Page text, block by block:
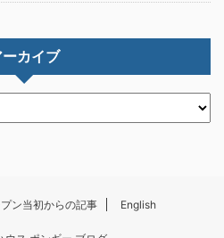
ーカイブ
ン当初からの記事 English